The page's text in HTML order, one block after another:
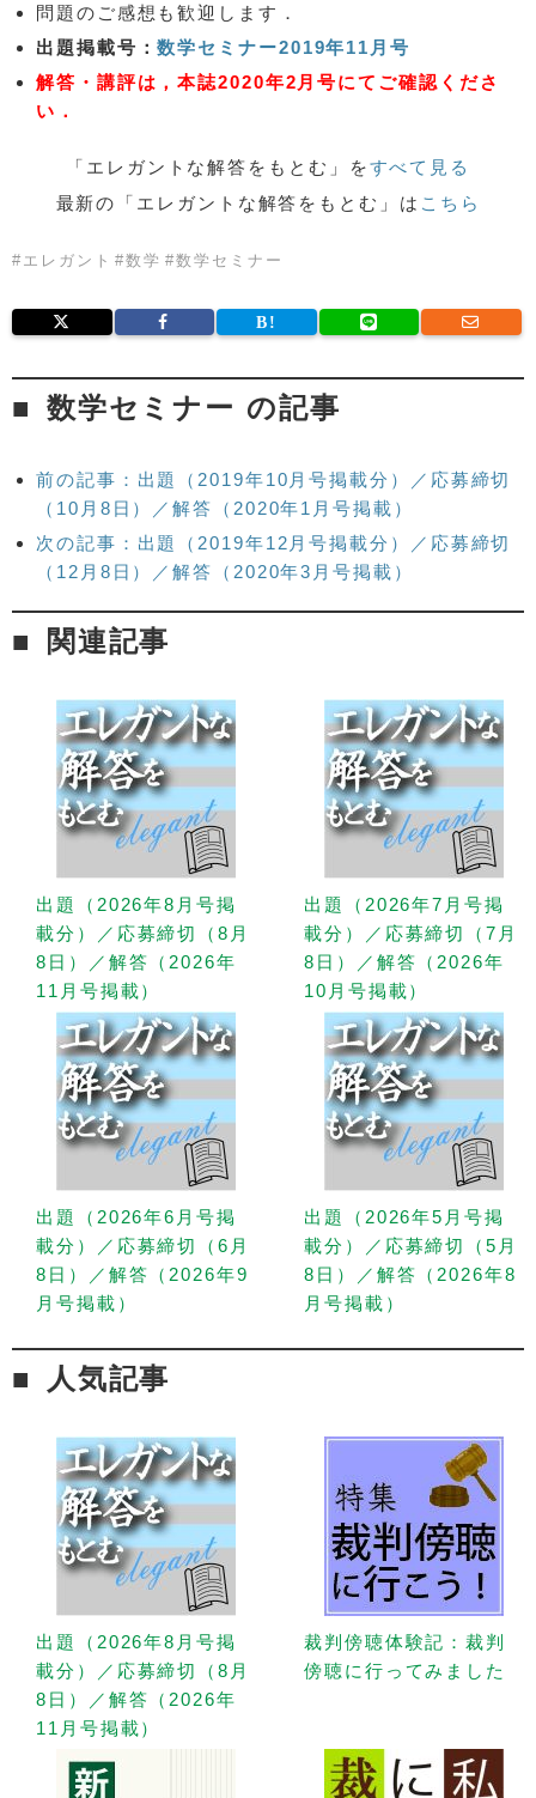
問題のご感想も歓迎します．
出題掲載号：数学セミナー2019年11月号
解答・講評は，本誌2020年2月号にてご確認くださ
い．
「エレガントな解答をもとむ」をすべて見る
最新の「エレガントな解答をもとむ」は こちら
# エレガント #数学 #数学セミナー
数学セミナー の記事
前の記事：出題（2019年10月号掲載分）／応募締切
（10月8日）／解答（2020年1月号掲載）
次の記事：出題（2019年12月号掲載分）／応募締切
（12月8日）／解答（2020年3月号掲載）
関連記事
出題（2026年8月号掲
載分）／応募締切（8月
8日）／解答（2026年
11月号掲載）
出題（2026年7月号掲
載分）／応募締切（7月
8日）／解答（2026年
10月号掲載）
出題（2026年6月号掲
載分）／応募締切（6月
8日）／解答（2026年9
月号掲載）
出題（2026年5月号掲
載分）／応募締切（5月
8日）／解答（2026年8
月号掲載）
人気記事
出題（2026年8月号掲
載分）／応募締切（8月
8日）／解答（2026年
11月号掲載）
裁判傍聴体験記：裁判
傍聴に行ってみました